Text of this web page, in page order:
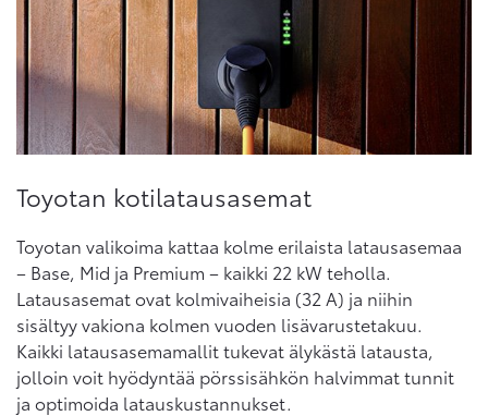
Toyotan kotilatausasemat
Toyotan valikoima kattaa kolme erilaista latausasemaa
– Base, Mid ja Premium – kaikki 22 kW teholla.
Latausasemat ovat kolmivaiheisia (32 A) ja niihin
sisältyy vakiona kolmen vuoden lisävarustetakuu.
Kaikki latausasemamallit tukevat älykästä latausta,
jolloin voit hyödyntää pörssisähkön halvimmat tunnit
ja optimoida latauskustannukset.